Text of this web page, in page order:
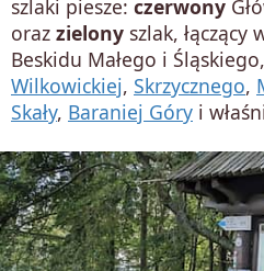
szlaki piesze: czerwony
oraz zielony szlak, łączący
Beskidu Małego i
Wilkowickiej, Skrzycznego,
Skały, Baraniej Góry i